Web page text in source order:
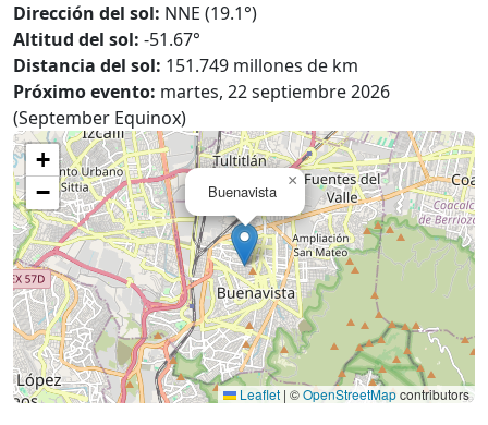
Dirección del sol: NNE (19.1°)
Altitud del sol: -51.67°
Distancia del sol: 151.749 millones de km
Próximo evento: martes, 22 septiembre 2026
(September Equinox)
Buenavista
×
+
−
Leaflet | ©OpenStreetMapcontributors